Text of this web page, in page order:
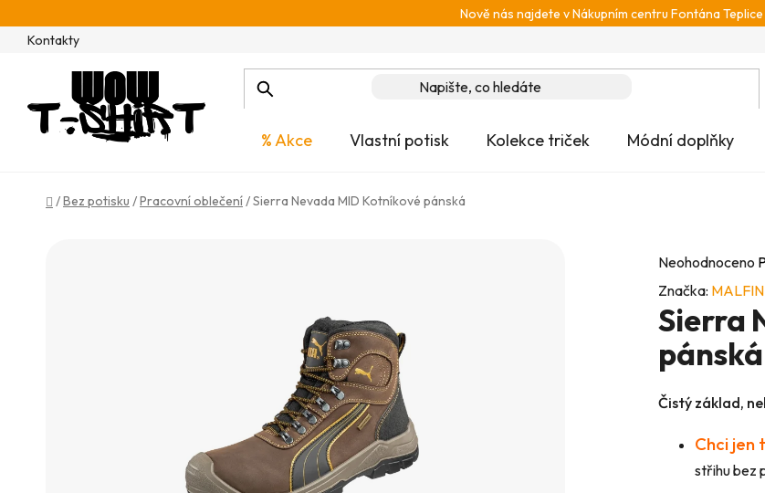
na
obsah
Nově nás najdete v Nákupním centru Fontána Teplice
Kontakty
% Akce Vlastní potisk Kolekce triček Módní doplňky
Domů
/Bez potisku /Pracovní oblečení/Sierra Nevada MID Kotníkové pánská
Průměrné
hodnocení
produktu
je
0,0
5
Neohodnoceno
Značka:
Sierra
pánská
Čistý základ,
Chci jen
střihu bez